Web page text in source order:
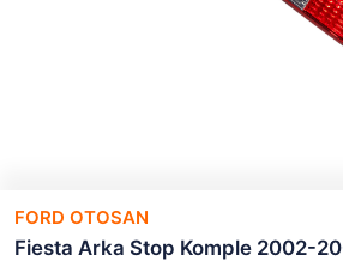
FORD OTOSAN
Fiesta Arka Stop Komple 2002-